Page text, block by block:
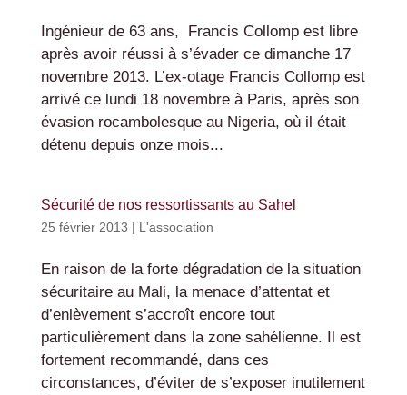
Ingénieur de 63 ans, Francis Collomp est libre
après avoir réussi à s’évader ce dimanche 17
novembre 2013. L’ex-otage Francis Collomp est
arrivé ce lundi 18 novembre à Paris, après son
évasion rocambolesque au Nigeria, où il était
détenu depuis onze mois...
Sécurité de nos ressortissants au Sahel
25 février 2013 | L'association
En raison de la forte dégradation de la situation
sécuritaire au Mali, la menace d’attentat et
d’enlèvement s’accroît encore tout
particulièrement dans la zone sahélienne. Il est
fortement recommandé, dans ces
circonstances, d’éviter de s’exposer inutilement